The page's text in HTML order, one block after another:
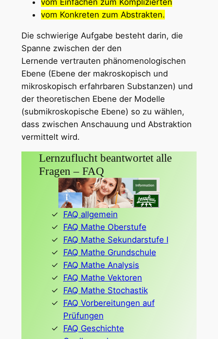
vom Einfachen zum Komplizierten
vom Konkreten zum Abstrakten.
Die schwierige Aufgabe besteht darin, die
Spanne zwischen der den
Lernende vertrauten phänomenologischen
Ebene (Ebene der makroskopisch und
mikroskopisch erfahrbaren Substanzen) und
der theoretischen Ebene der Modelle
(submikroskopische Ebene) so zu wählen,
dass zwischen Anschauung und Abstraktion
vermittelt wird.
Lernzuflucht beantwortet alle
Fragen – FAQ
FAQ allgemein
FAQ Mathe Oberstufe
FAQ Mathe Sekundarstufe I
FAQ Mathe Grundschule
FAQ Mathe Analysis
FAQ Mathe Vektoren
FAQ Mathe Stochastik
FAQ Vorbereitungen auf
Prüfungen
FAQ Geschichte